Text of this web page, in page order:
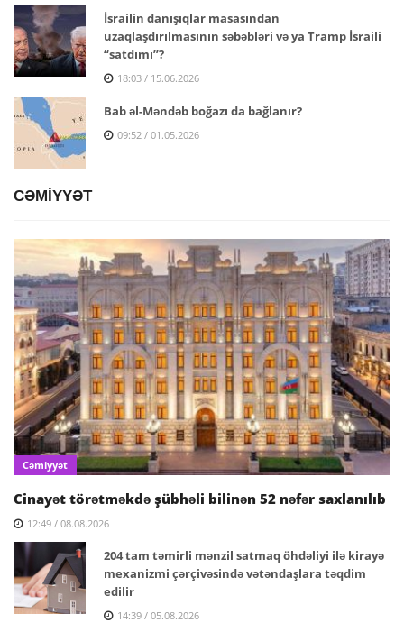
İsrailin danışıqlar masasından
uzaqlaşdırılmasının səbəbləri və ya Tramp İsraili
“satdımı”?
18:03 / 15.06.2026
Bab əl-Məndəb boğazı da bağlanır?
09:52 / 01.05.2026
CƏMİYYƏT
Cəmiyyət
Cinayət törətməkdə şübhəli bilinən 52 nəfər saxlanılıb
12:49 / 08.08.2026
204 tam təmirli mənzil satmaq öhdəliyi ilə kirayə
mexanizmi çərçivəsində vətəndaşlara təqdim
edilir
14:39 / 05.08.2026